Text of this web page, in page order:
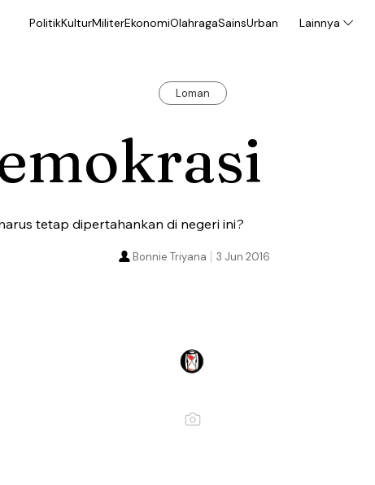
PolitikKulturMiliterEkonomiOlahragaSainsUrban Lainnya
Loman
tetap dipertahankan di negeri ini?
3 Jun 2016
Bonnie Triyana